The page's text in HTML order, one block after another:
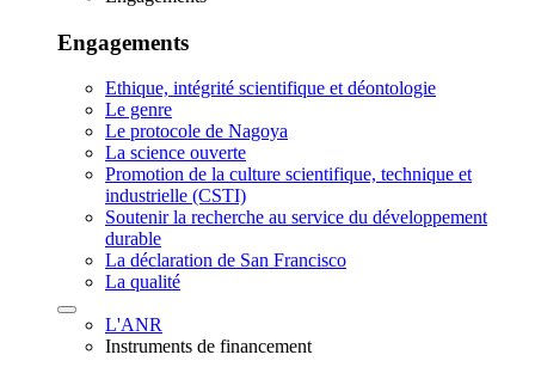
Engagements
Ethique, intégrité scientifique et déontologie
Le genre
Le protocole de Nagoya
La science ouverte
Promotion de la culture scientifique, technique et
industrielle (CSTI)
Soutenir la recherche au service du développement
durable
La déclaration de San Francisco
La qualité
L'ANR
Instruments de financement